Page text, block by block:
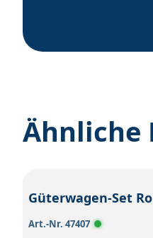
Ähnliche
Art.-Nr. 47407